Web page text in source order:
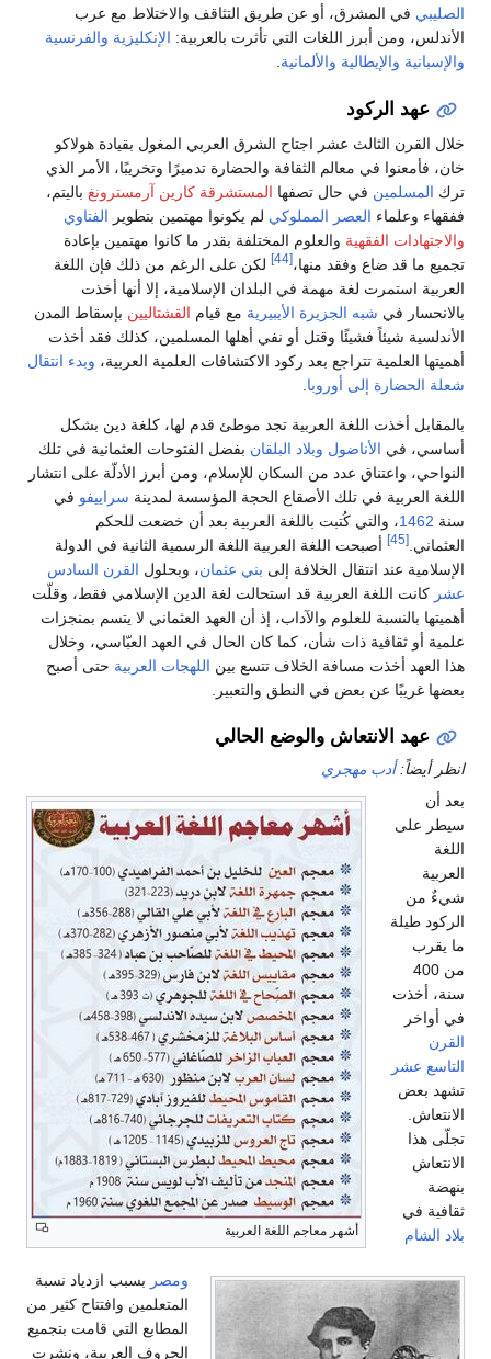
الصليبي في المشرق، أو عن طريق التثاقف والاختلاط مع عرب
الأندلس، ومن أبرز اللغات التي تأثرت بالعربية: الإنكليزية والفرنسية
والإسبانية والإيطالية والألمانية.
عهد الركود
خلال القرن الثالث عشر اجتاح الشرق العربي المغول بقيادة هولاكو
خان، فأمعنوا في معالم الثقافة والحضارة تدميرًا وتخريبًا، الأمر الذي
ترك المسلمين في حال تصفها المستشرقة كارين آرمسترونغ باليتم،
ففقهاء وعلماء العصر المملوكي لم يكونوا مهتمين بتطوير الفتاوي
والاجتهادات الفقهية والعلوم المختلفة بقدر ما كانوا مهتمين بإعادة
تجميع ما قد ضاع وفقد منها،[44]
لكن على الرغم من ذلك فإن اللغة
العربية استمرت لغة مهمة في البلدان الإسلامية، إلا أنها أخذت
بالانحسار في شبه الجزيرة الأيبيرية مع قيام القشتاليين بإسقاط المدن
الأندلسية شيئاً فشيئًا وقتل أو نفي أهلها المسلمين، كذلك فقد أخذت
أهميتها العلمية تتراجع بعد ركود الاكتشافات العلمية العربية، وبدء انتقال
شعلة الحضارة إلى أوروبا
بالمقابل أخذت اللغة العربية تجد موطئ قدم لها، كلغة دين بشكل
أساسي، في الأناضول وبلاد البلقان بفضل الفتوحات العثمانية في تلك
النواحي، واعتناق عدد من السكان للإسلام، ومن أبرز الأدلّة على انتشار
اللغة العربية في تلك الأصقاع الحجة المؤسسة لمدينة سراييفو في
سنة 1462، والتي كُتبت باللغة العربية بعد أن خضعت للحكم
العثماني. [45]
أصبحت اللغة العربية اللغة الرسمية الثانية في الدولة
الإسلامية عند انتقال الخلافة إلى بني عثمان، وبحلول القرن السادس
عشر كانت اللغة العربية قد استحالت لغة الدين الإسلامي فقط، وقلّت
أهميتها بالنسبة للعلوم والآداب، إذ أن العهد العثماني لا يتسم بمنجزات
علمية أو ثقافية ذات شأن، كما كان الحال في العهد العبّاسي، وخلال
هذا العهد أخذت مسافة الخلاف تتسع بين اللهجات العربية حتى أصبح
بعضها غريبًا عن بعض في النطق والتعبير.
عهد الانتعاش والوضع الحالي
انظر أيضاً:أدب مهجري
أشهر معاجم اللغة العربية
بعد أن
سيطر على
اللغة
العربية
شيءٌ من
الركود طيلة
ما يقرب
من 400
سنة، أخذت
في أواخر
القرن
التاسع عشر
تشهد بعض
الانتعاش.
تجلّى هذا
الانتعاش
بنهضة
ثقافية في
بلاد الشام
ومصر بسبب ازدياد نسبة
المتعلمين وافتتاح كثير من
المطابع التي قامت بتجميع
الحروف العربية، ونشرت